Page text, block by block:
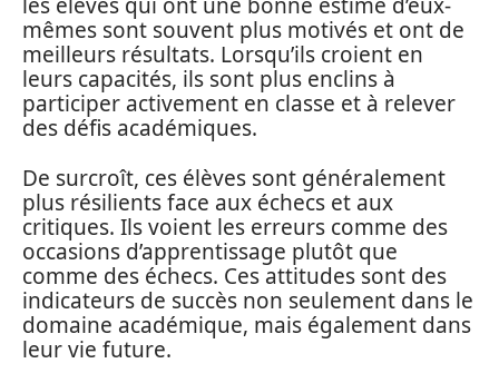
mêmes sont souvent plus motivés et ont de
meilleurs résultats. Lorsqu’ils croient en
leurs capacités, ils sont plus enclins à
participer activement en classe et à relever
des défis académiques.
De surcroît, ces élèves sont généralement
plus résilients face aux échecs et aux
critiques. Ils voient les erreurs comme des
occasions d’apprentissage plutôt que
comme des échecs. Ces attitudes sont des
indicateurs de succès non seulement dans le
domaine académique, mais également dans
leur vie future.